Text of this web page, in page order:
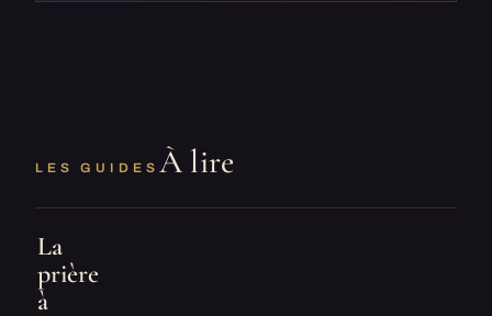
LES GUIDES À lire
La
prière
à